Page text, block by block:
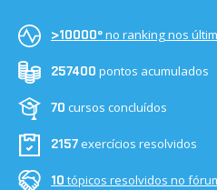
>10000ºno ranking nos
257400 pontos acumulados
70 cursos concluídos
2157exercícios resolvidos
10 tópicos resolvidos no